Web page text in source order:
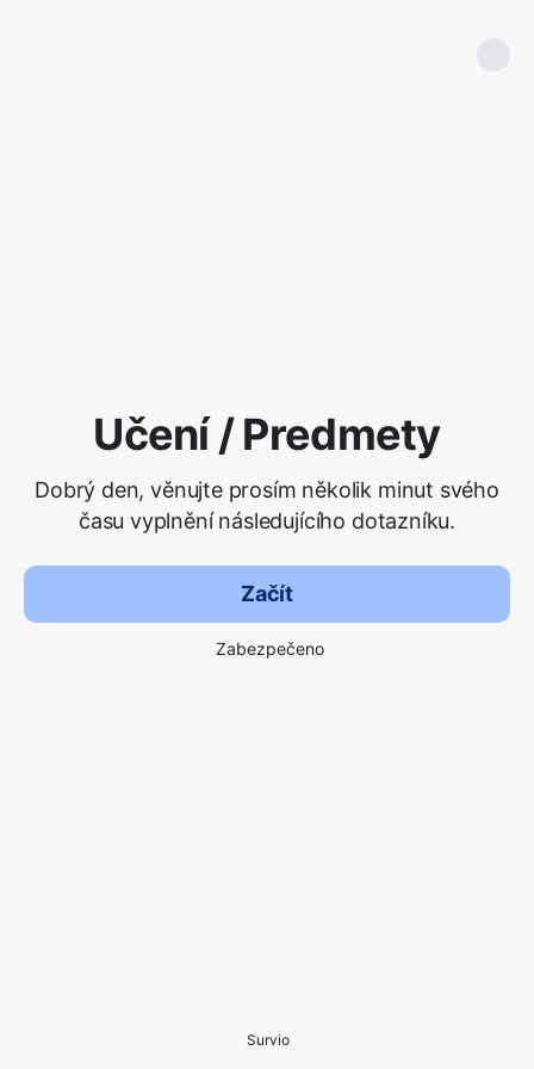
Učení / Predmety
Dobrý den, věnujte prosím několik minut svého
času vyplnění následujícího dotazníku.
Začít
Zabezpečeno
Survio